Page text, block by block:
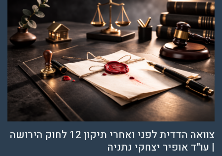
צוואה הדדית לפני ואחרי תיקון 12 לחוק הירושה
| עו"ד אופיר יצחקי נתניה